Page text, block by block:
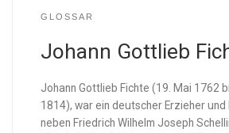
GLOSSAR
Johann Gottlieb
Johann Gottlieb Fichte (19. Mai 1762
1814), war ein deutscher Erzieher und
neben Friedrich Wilhelm Joseph